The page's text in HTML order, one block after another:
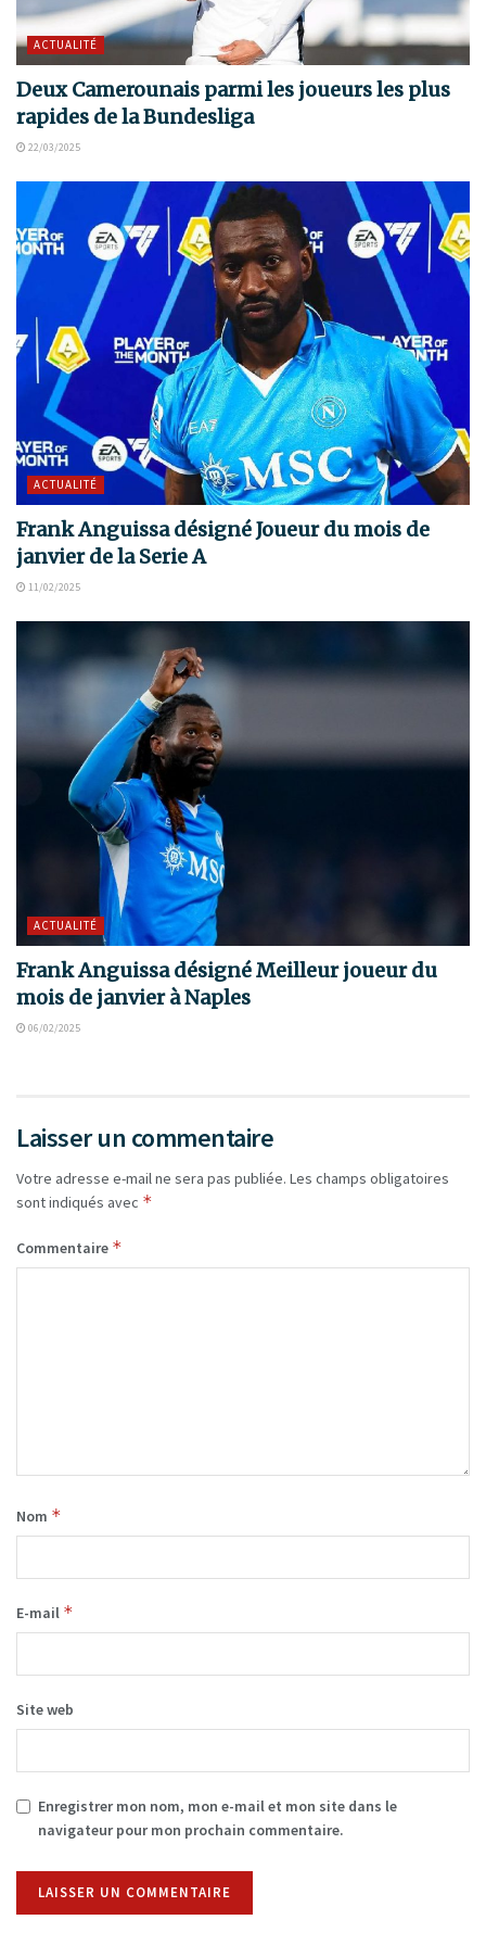
ACTUALITÉ
Deux Camerounais parmi les joueurs les plus
rapides de la Bundesliga
22/03/2025
ACTUALITÉ
Frank Anguissa désigné Joueur du mois de
janvier de la Serie A
11/02/2025
ACTUALITÉ
Frank Anguissa désigné Meilleur joueur du
mois de janvier à Naples
06/02/2025
Laisser un commentaire
Votre adresse e-mail ne sera pas publiée. Les champs obligatoires
sont indiqués avec *
Commentaire *
Nom *
E-mail *
Site web
Enregistrer mon nom, mon e-mail et mon site dans le
navigateur pour mon prochain commentaire.